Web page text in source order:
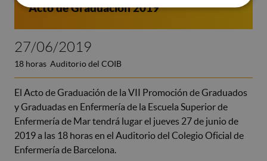
Acto de Graduación 2019
27/06/2019
18 horas Auditorio del COIB
El Acto de Graduación de la VII Promoción de Graduados
y Graduadas en Enfermería de la Escuela Superior de
Enfermería de Mar tendrá lugar el jueves 27 de junio de
2019 a las 18 horas en el Auditorio del Colegio Oficial de
Enfermería de Barcelona.